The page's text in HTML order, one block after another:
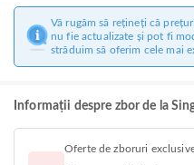
Vă rugăm să rețineți că
nu fie actualizate și pot fi
străduim să oferim cele mai
Informații despre zbor de la
Oferte de zboruri